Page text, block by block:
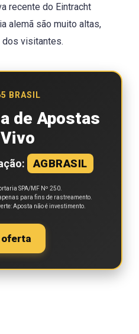
recente do Eintracht
alemã são muito altas,
visitantes.
BRASIL
de Apostas
AGBRASIL
SPA/MF Nº 250.
para fins de rastreamento.
Aposta não é investimento.
oferta